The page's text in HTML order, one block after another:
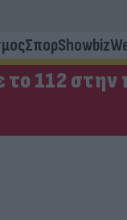
ΣπορShowbiz
112 στην